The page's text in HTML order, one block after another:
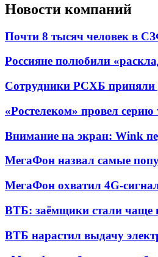
Новости компаний
Почти 8 тысяч человек в
Россияне полюбили
Сотрудники РСХБ приняли
«Ростелеком» провел
Внимание на экран: Wink
МегаФон назвал самые
МегаФон охватил 4G-
ВТБ: заёмщики стали чаще
ВТБ нарастил выдачу